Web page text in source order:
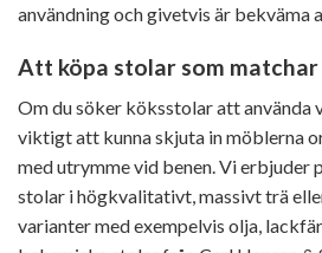
användning och givetvis är bekväma
Att köpa stolar som matchar
Om du söker köksstolar att använda
viktigt att kunna skjuta in möblerna
med utrymme vid benen. Vi erbjuder
stolar i högkvalitativt, massivt trä
varianter med exempelvis olja,